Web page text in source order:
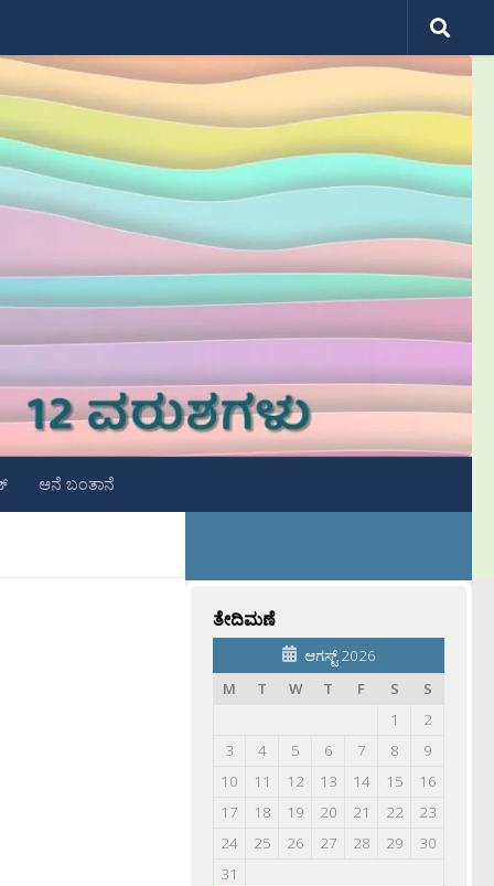
ಆನೆ ಬಂತಾನೆ
ತೇದಿಮಣೆ
ಆಗಸ್ಟ್ 2026
M
T W T F S
S
1
2
3
4 5 6 7 8
9
10
11 12 13 14 15
16
17
18 19 20 21 22
23
24
25 26 27 28 29
30
31